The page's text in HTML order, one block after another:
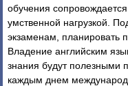
обучения
умственной нагрузкой.
экзаменам, планировать
Владение английским
знания будут полезными
каждым днем